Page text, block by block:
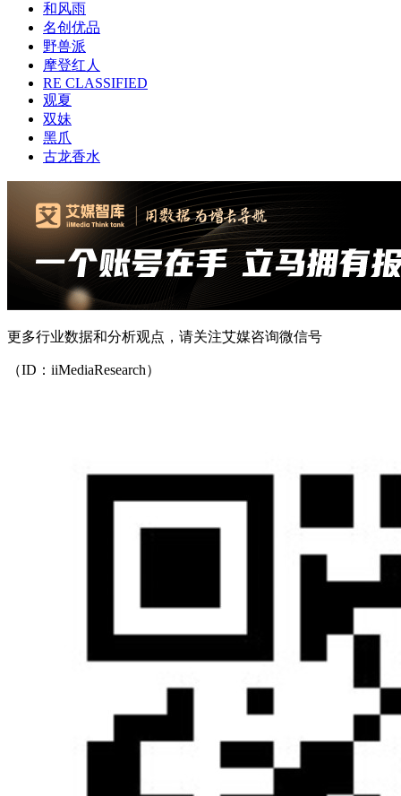
和风雨
名创优品
野兽派
摩登红人
RE CLASSIFIED
观夏
双妹
黑爪
古龙香水
更多行业数据和分析观点，请关注艾媒咨询微信号
（ID：iiMediaResearch）